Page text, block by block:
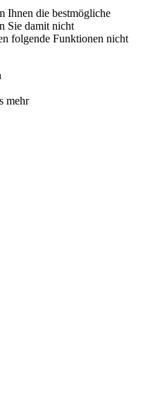
Ihnen die bestmögliche
Sie damit nicht
folgende Funktionen nicht
mehr